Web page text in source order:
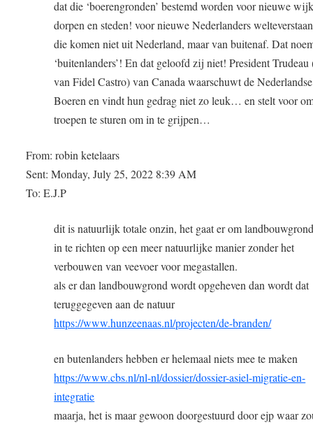
dat die ‘boerengronden’ bestemd worden voor nieuwe
dorpen en steden! voor nieuwe Nederlanders
die komen niet uit Nederland, maar van buitenaf. Dat
‘buitenlanders’! En dat geloofd zij niet! President Trudeau
van Fidel Castro) van Canada waarschuwt de Nederlandse
Boeren en vindt hun gedrag niet zo leuk… en stelt voor
troepen te sturen om in te grijpen…
From: robin ketelaars
Sent: Monday, July 25, 2022 8:39 AM
To: E.J.P
dit is natuurlijk totale onzin, het gaat er om
in te richten op een meer natuurlijke manier zonder het
verbouwen van veevoer voor megastallen.
als er dan landbouwgrond wordt opgeheven dan wordt dat
teruggegeven aan de natuur
https://www.hunzeenaas.nl/projecten/de-branden/
en butenlanders hebben er helemaal niets mee te maken
https://www.cbs.nl/nl-nl/dossier/dossier-asiel-migratie-en-
integratie
maarja, het is maar gewoon doorgestuurd door ejp waar